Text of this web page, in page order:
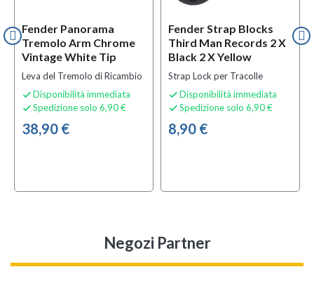
Fender Panorama
Tremolo Arm Chrome
Vintage White Tip
Leva del Tremolo di Ricambio
 Disponibilità immediata
 Spedizione solo 6,90 €
38,90 €
Fender Strap Blocks
Third Man Records 2 X
Black 2 X Yellow
Strap Lock per Tracolle
 Disponibilità immediata
 Spedizione solo 6,90 €
8,90 €
Negozi Partner